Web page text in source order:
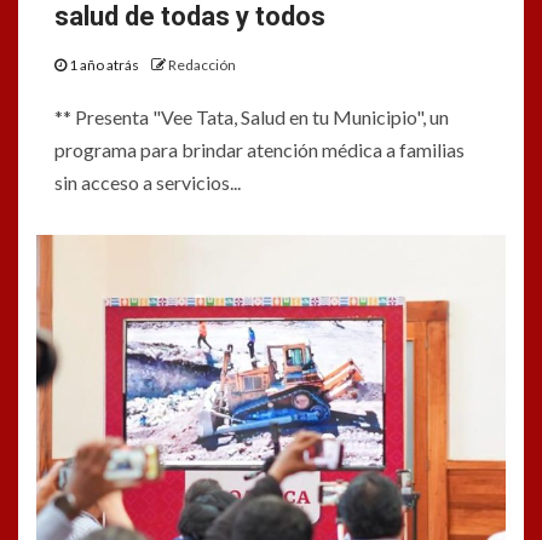
salud de todas y todos
1 año atrás Redacción
** Presenta "Vee Tata, Salud en tu Municipio", un
programa para brindar atención médica a familias
sin acceso a servicios...